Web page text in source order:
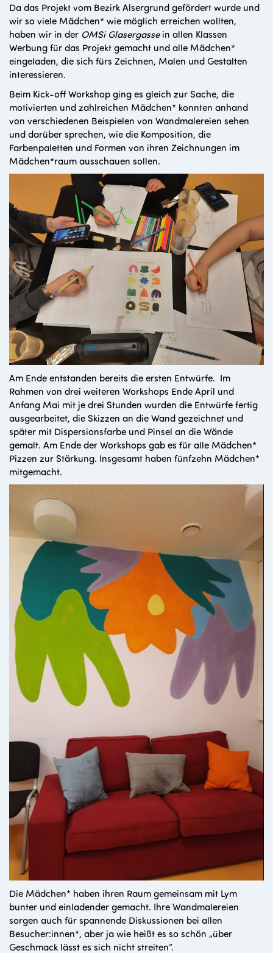
Da das Projekt vom Bezirk Alsergrund gefördert wurde und
wir so viele Mädchen* wie möglich erreichen wollten,
haben wir in der OMSi Glasergassein allen Klassen
Werbung für das Projekt gemacht und alle Mädchen*
eingeladen, die sich fürs Zeichnen, Malen und Gestalten
interessieren.
Beim Kick-off Workshop ging es gleich zur Sache, die
motivierten und zahlreichen Mädchen* konnten anhand
von verschiedenen Beispielen von Wandmalereien sehen
und darüber sprechen, wie die Komposition, die
Farbenpaletten und Formen von ihren Zeichnungen im
Mädchen*raum ausschauen sollen.
Am Ende entstanden bereits die ersten Entwürfe. Im
Rahmen von drei weiteren Workshops Ende April und
Anfang Mai mit je drei Stunden wurden die Entwürfe fertig
ausgearbeitet, die Skizzen an die Wand gezeichnet und
später mit Dispersionsfarbe und Pinsel an die Wände
gemalt. Am Ende der Workshops gab es für alle Mädchen*
Pizzen zur Stärkung. Insgesamt haben fünfzehn Mädchen*
mitgemacht.
Die Mädchen* haben ihren Raum gemeinsam mit Lym
bunter und einladender gemacht. Ihre Wandmalereien
sorgen auch für spannende Diskussionen bei allen
Besucher:innen*, aber ja wie heißt es so schön „über
Geschmack lässt es sich nicht streiten“.